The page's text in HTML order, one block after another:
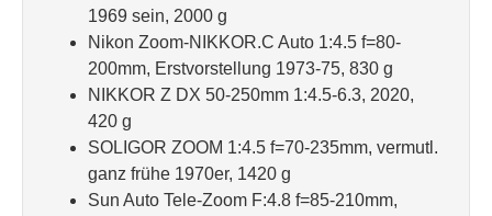
1969 sein, 2000 g
Nikon Zoom-NIKKOR.C Auto 1:4.5 f=80-
200mm, Erstvorstellung 1973-75, 830 g
NIKKOR Z DX 50-250mm 1:4.5-6.3, 2020,
420 g
SOLIGOR ZOOM 1:4.5 f=70-235mm, vermutl.
ganz frühe 1970er, 1420 g
Sun Auto Tele-Zoom F:4.8 f=85-210mm,